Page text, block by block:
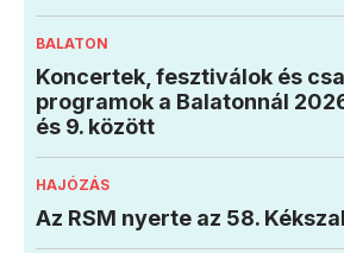
BALATON
Koncertek, fesztiválok és
programok a Balatonnál
és 9. között
HAJÓZÁS
Az RSM nyerte az 58.